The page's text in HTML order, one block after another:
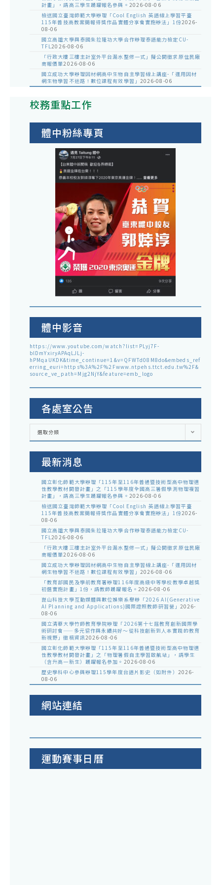
計畫」，請高三學生踴躍報名參與。 2026-08-06
檢送國立臺灣師範大學辦理「Cool English 英語線上學習平臺
115年普技高教案簡報得獎作品實體分享會實施辦法」1份2026-
08-06
國立高雄大學與泰國朱拉隆功大學合作辦理泰語能力檢定CU-
TFL2026-08-06
「行政大樓三樓主計室外平台漏水整修一式」擬公開徵求原住民廠
商報價單2026-08-06
國立成功大學辦理因材網高中生物自主學習線上講座-「運用因材
網生物學習不迷路！數位課程有效學習」 2026-08-06
校務重點工作
體中粉絲專頁
體中影音
https://www.youtube.com/watch?list=PLyj7F-
blDmYxiryAPAqLJLj-
hPMqaUKDK&time_continue=1&v=QFWTd08M8do&embeds_ref
erring_euri=https%3A%2F%2Fwww.ntpehs.ttct.edu.tw%2F&
source_ve_path=Mjg2NjY&feature=emb_logo
各處室公告
各
室
選取分類
最新消息
國立彰化師範大學辦理「115年至116年普通暨技術型高中物理適
性教學教材開發計畫」之「115學年度全國高三暑假學測物理複習
計畫」，請高三學生踴躍報名參與。 2026-08-06
檢送國立臺灣師範大學辦理「Cool English 英語線上學習平臺
115年普技高教案簡報得獎作品實體分享會實施辦法」1份2026-
08-06
國立高雄大學與泰國朱拉隆功大學合作辦理泰語能力檢定CU-
TFL2026-08-06
「行政大樓三樓主計室外平台漏水整修一式」擬公開徵求原住民廠
商報價單2026-08-06
國立成功大學辦理因材網高中生物自主學習線上講座-「運用因材
網生物學習不迷路！數位課程有效學習」 2026-08-06
「教育部國民及學前教育署辦理116年度高級中等學校教學卓越獎
初選實施計畫」1份，請教師踴躍報名。 2026-08-06
崑山科技大學互動媒體與數位娛樂系舉辦「2026 AI(Generative
AI Planning and Applications)國際證照教師研習營」 2026-
08-06
國立清華大學竹師教育學院辦理「2026第十七屆教育創新國際學
術研討會——多元協作與永續共好～從科技創新到人本實踐的教育
新視野」徵稿資訊2026-08-06
國立彰化師範大學辦理「115年至116年普通暨技術型高中物理適
性教學教材開發計畫」之「物理暑假自主學習啟航站」，請學生
（含升高一新生）踴躍報名參加。 2026-08-06
歷史學科中心參與辦理115學年度台語片影史（如附件） 2026-
08-06
網站連結
運動賽事日曆